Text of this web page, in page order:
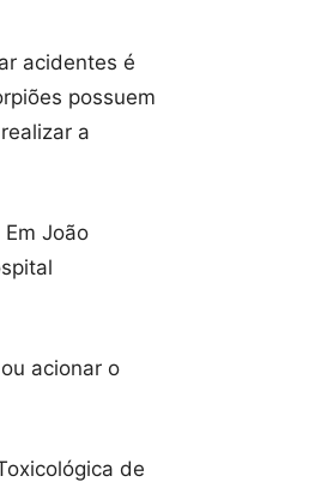
acidentes é
possuem
a
João
acionar o
de